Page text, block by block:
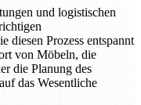
und logistischen
diesen Prozess entspannt
von Möbeln, die
die Planung des
das Wesentliche